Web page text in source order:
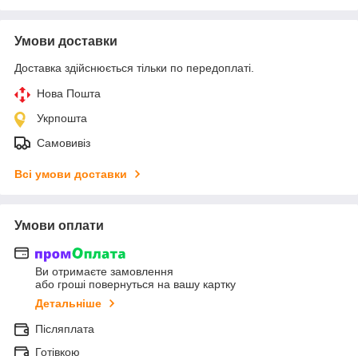
Умови доставки
Доставка здійснюється тільки по передоплаті.
Нова Пошта
Укрпошта
Самовивіз
Всі умови доставки
Умови оплати
Ви отримаєте замовлення
або гроші повернуться на вашу картку
Детальніше
Післяплата
Готівкою